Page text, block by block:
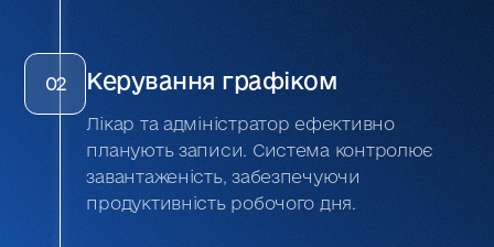
02 Керування графіком
Лікар та адміністратор ефективно
планують записи. Система контролює
завантаженість, забезпечуючи
продуктивність робочого дня.